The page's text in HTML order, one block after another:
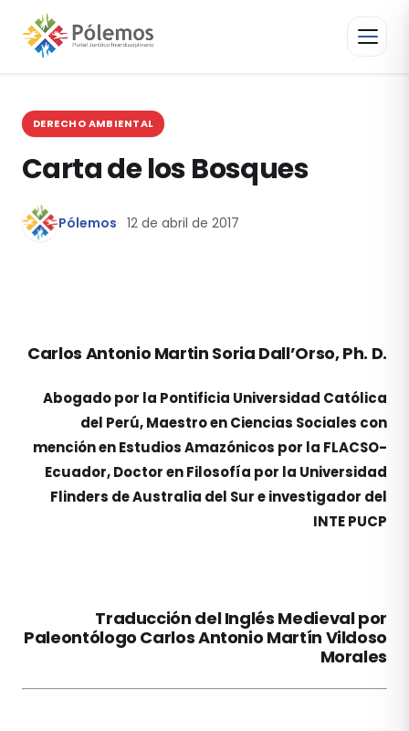
DERECHO AMBIENTAL
Carta de los Bosques
Pólemos 12 de abril de 2017
Carlos Antonio Martin Soria Dall’Orso, Ph. D.
Abogado por la Pontificia Universidad Católica
del Perú, Maestro en Ciencias Sociales con
mención en Estudios Amazónicos por la FLACSO-
Ecuador, Doctor en Filosofía por la Universidad
Flinders de Australia del Sur e investigador del
INTE PUCP
Traducción del Inglés Medieval por
Paleontólogo Carlos Antonio Martín Vildoso
Morales